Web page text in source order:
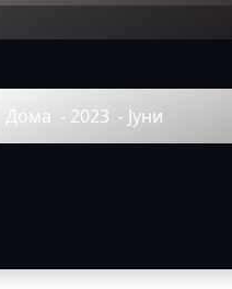
Дома - 2023 - Јуни